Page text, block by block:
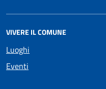
VIVERE IL COMUNE
Luoghi
Eventi